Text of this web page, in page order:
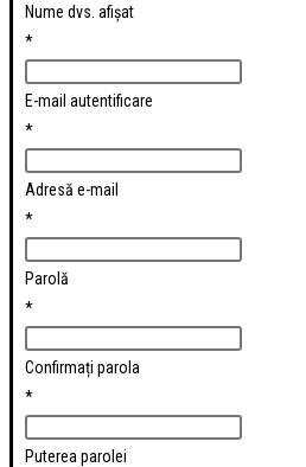
Nume dvs. afișat
*
E-mail autentificare
*
Adresă e-mail
*
Parolă
*
Confirmați parola
*
Puterea parolei